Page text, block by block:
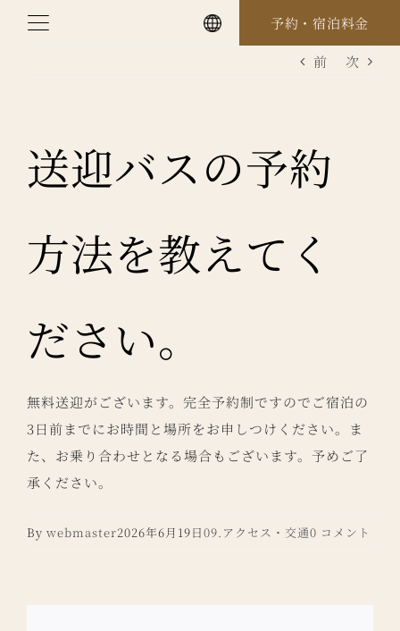
Skip
予約・宿泊料金
前 次
送迎バスの予約
方法を教えてく
ださい。
無料送迎がございます。完全予約制ですのでご宿泊の
3日前までにお時間と場所をお申しつけください。ま
た、お乗り合わせとなる場合もございます。予めご了
承ください。
By webmaster2026年6月19日09.アクセス・交通0 コメント